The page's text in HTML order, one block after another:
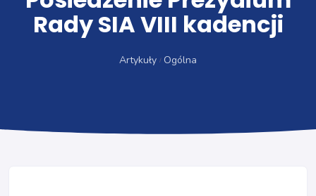
Rady SIA VIII kadencji
Artykuły Ogólna